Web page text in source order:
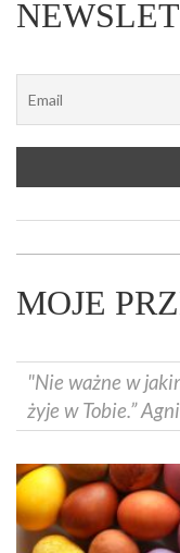
MOJE
"Nie ważne w
żyje w Tobie.”